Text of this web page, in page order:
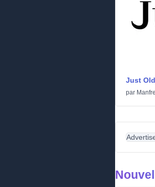
Just
par